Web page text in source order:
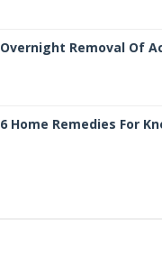
Overnight Removal Of
6 Home Remedies For